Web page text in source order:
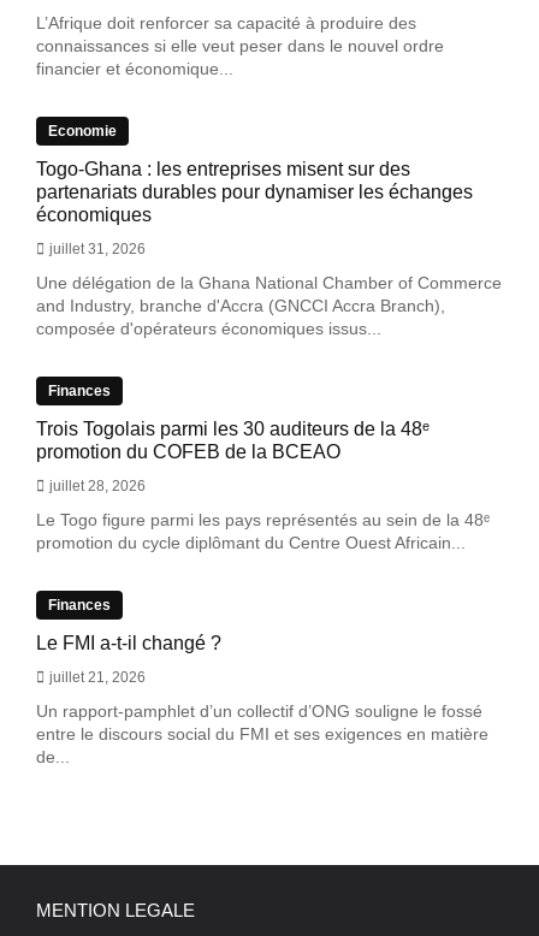
L’Afrique doit renforcer sa capacité à produire des
connaissances si elle veut peser dans le nouvel ordre
financier et économique...
Economie
Togo-Ghana : les entreprises misent sur des
partenariats durables pour dynamiser les échanges
économiques
juillet 31, 2026
Une délégation de la Ghana National Chamber of Commerce
and Industry, branche d'Accra (GNCCI Accra Branch),
composée d'opérateurs économiques issus...
Finances
Trois Togolais parmi les 30 auditeurs de la 48ᵉ
promotion du COFEB de la BCEAO
juillet 28, 2026
Le Togo figure parmi les pays représentés au sein de la 48ᵉ
promotion du cycle diplômant du Centre Ouest Africain...
Finances
Le FMI a-t-il changé ?
juillet 21, 2026
Un rapport-pamphlet d’un collectif d’ONG souligne le fossé
entre le discours social du FMI et ses exigences en matière
de...
MENTION LEGALE